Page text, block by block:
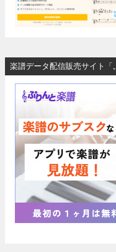
楽譜データ配信販売サイト「